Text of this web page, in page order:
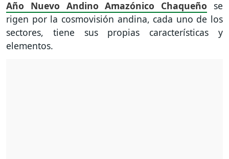
Año Nuevo Andino Amazónico Chaqueño se
rigen por la cosmovisión andina, cada uno de los
sectores, tiene sus propias características y
elementos.